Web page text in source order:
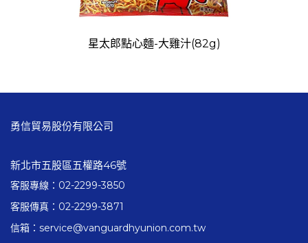
星太郎點心麵-大雞汁(82g)
勇信貿易股份有限公司
新北市五股區五權路46號
客服專線：02-2299-3850
客服傳真：02-2299-3871
信箱：service@vanguardhyunion.com.tw